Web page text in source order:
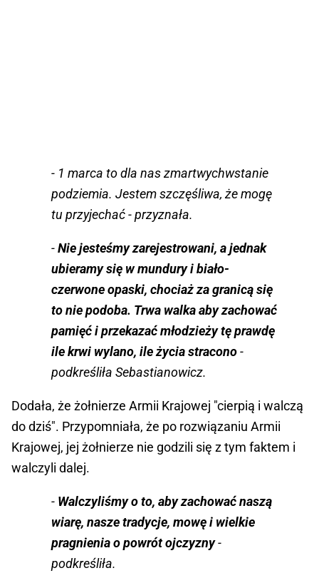
- 1 marca to dla nas zmartwychwstanie
podziemia. Jestem szczęśliwa, że mogę
tu przyjechać - przyznała.
-Nie jesteśmy zarejestrowani, a jednak
ubieramy się w mundury i biało-
czerwone opaski, chociaż za granicą się
to nie podoba. Trwa walka aby zachować
pamięć i przekazać młodzieży tę prawdę
ile krwi wylano, ile życia stracono-
podkreśliła Sebastianowicz.
Dodała, że żołnierze Armii Krajowej "cierpią i walczą
do dziś". Przypomniała, że po rozwiązaniu Armii
Krajowej, jej żołnierze nie godzili się z tym faktem i
walczyli dalej.
- Walczyliśmy o to, aby zachować naszą
wiarę, nasze tradycje, mowę i wielkie
pragnienia o powrót ojczyzny-
podkreśliła.